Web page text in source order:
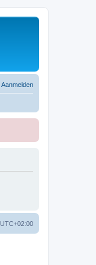
Aanmelden
UTC+02:00